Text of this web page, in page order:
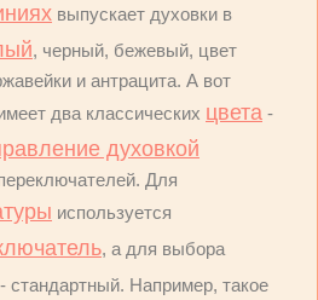
выпускает духовки в
, черный, бежевый, цвет
и антрацита. А вот
два классических цвета -
духовкой
Для
используется
, а для выбора
стандартный. Например, такое